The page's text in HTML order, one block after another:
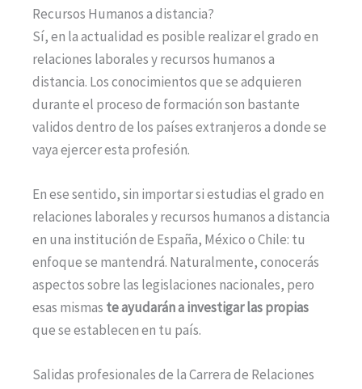
Recursos Humanos a distancia?
Sí, en la actualidad es posible realizar el grado en
relaciones laborales y recursos humanos a
distancia. Los conocimientos que se adquieren
durante el proceso de formación son bastante
validos dentro de los países extranjeros a donde se
vaya ejercer esta profesión.
En ese sentido, sin importar si estudias el grado en
relaciones laborales y recursos humanos a distancia
en una institución de España, México o Chile: tu
enfoque se mantendrá. Naturalmente, conocerás
aspectos sobre las legislaciones nacionales, pero
esas mismas te ayudarán a investigar las propias
que se establecen en tu país.
Salidas profesionales de la Carrera de Relaciones